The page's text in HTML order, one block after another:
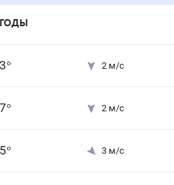
° 2 м/с
° 2 м/с
° 3 м/с